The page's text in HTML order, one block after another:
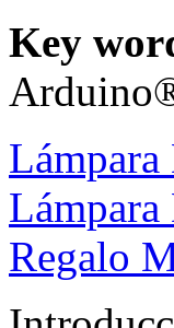
Key
Regalo